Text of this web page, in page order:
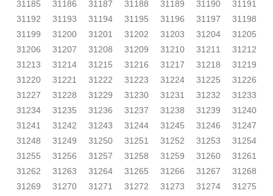
31185 31186 31187 31188 31189 31190
31191
31192
31193 31194 31195 31196 31197
31198
31199
31200 31201 31202 31203 31204
31205
31206
31207 31208 31209 31210 31211
31212
31213
31214 31215 31216 31217 31218
31219
31220
31221 31222 31223 31224 31225
31226
31227
31228 31229 31230 31231 31232
31233
31234
31235 31236 31237 31238 31239
31240
31241
31242 31243 31244 31245 31246
31247
31248
31249 31250 31251 31252 31253
31254
31255
31256 31257 31258 31259 31260
31261
31262
31263 31264 31265 31266 31267
31268
31269
31270 31271 31272 31273 31274
31275